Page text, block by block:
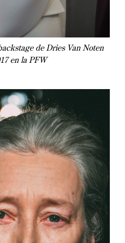
de Dries Van Noten
en la PFW